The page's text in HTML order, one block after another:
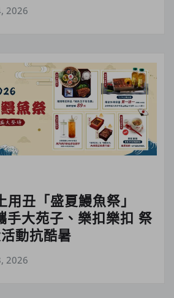
2026
丑「盛夏鰻魚祭」
手大苑子、樂扣樂扣 祭
動抗酷暑
2026